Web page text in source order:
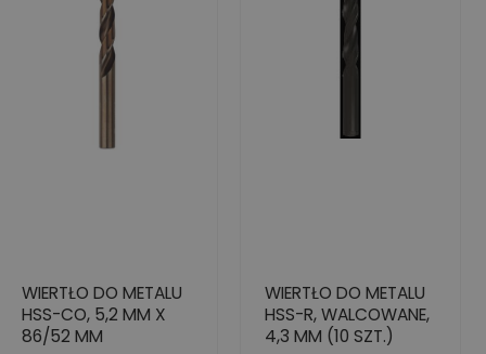
WIERTŁO DO METALU
HSS-CO, 5,2 MM X
86/52 MM
WIERTŁO DO METALU
HSS-R, WALCOWANE,
4,3 MM (10 SZT.)